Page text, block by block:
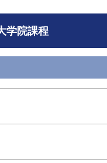
学院課程